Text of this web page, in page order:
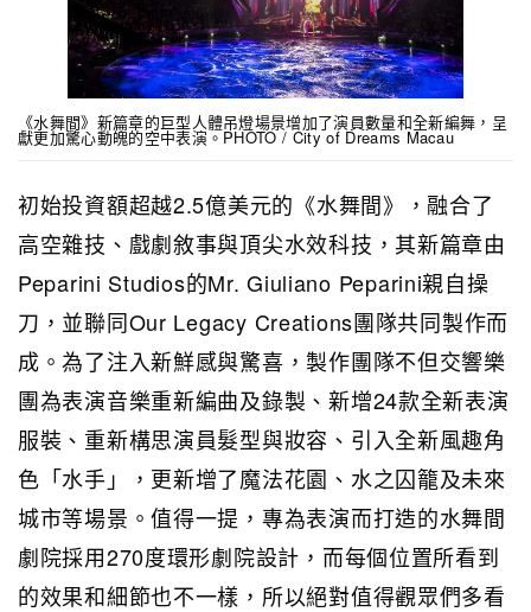
《水舞間》新篇章的巨型人體吊燈場景增加了演員數量和全新編舞，呈
獻更加驚心動魄的空中表演。PHOTO / City of Dreams Macau
初始投資額超越2.5億美元的《水舞間》，融合了
高空雜技、戲劇敘事與頂尖水效科技，其新篇章由
Peparini Studios的Mr. Giuliano Peparini親自操
刀，並聯同Our Legacy Creations團隊共同製作而
成。為了注入新鮮感與驚喜，製作團隊不但交響樂
團為表演音樂重新編曲及錄製、新增24款全新表演
服裝、重新構思演員髮型與妝容、引入全新風趣角
色「水手」，更新增了魔法花園、水之囚籠及未來
城市等場景。值得一提，專為表演而打造的水舞間
劇院採用270度環形劇院設計，而每個位置所看到
的效果和細節也不一樣，所以絕對值得觀眾們多看